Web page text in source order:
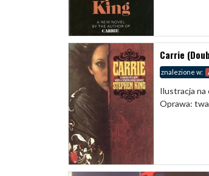
Carrie
znalezione w:
Ilustracja na
Oprawa: